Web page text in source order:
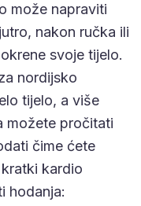
može napraviti
nakon ručka ili
svoje tijelo.
nordijsko
tijelo, a više
možete pročitati
čime ćete
kardio
hodanja: